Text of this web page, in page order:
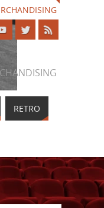
RETRO